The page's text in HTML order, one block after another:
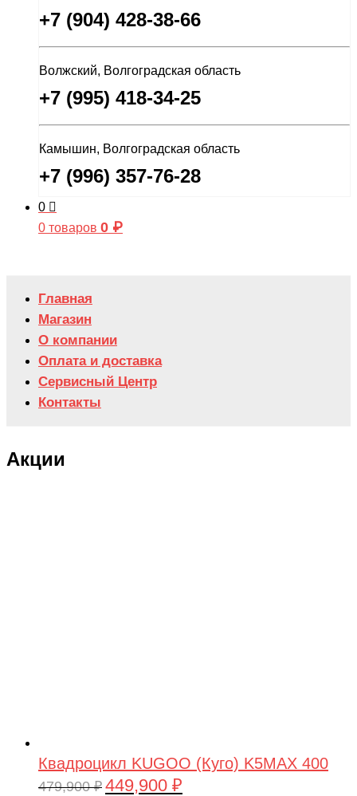
+7 (904) 428-38-66
Волжский, Волгоградская область
+7 (995) 418-34-25
Камышин, Волгоградская область
+7 (996) 357-76-28
0
0 товаров 0 ₽
Главная
Магазин
О компании
Оплата и доставка
Сервисный Центр
Контакты
Акции
Квадроцикл KUGOO (Куго) K5MAX 400
479,900₽ Первоначальная
449,900 ₽